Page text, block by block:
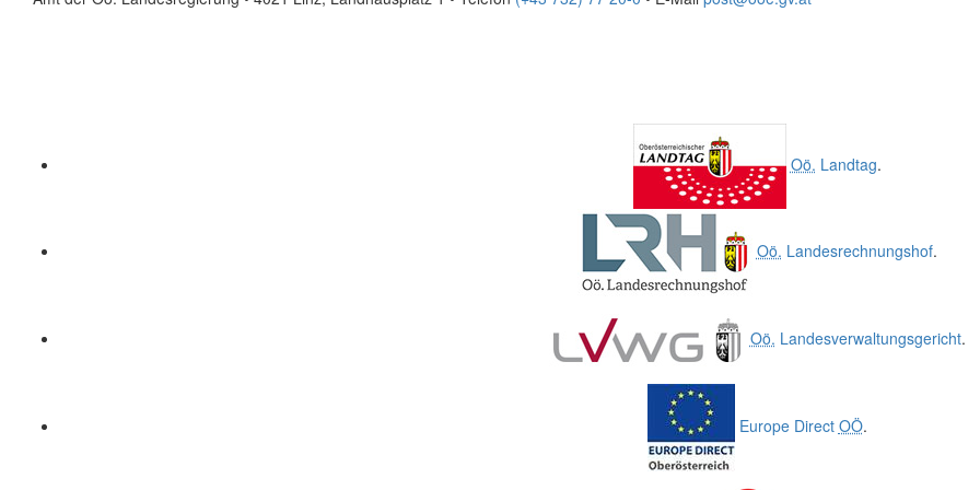
Oö. Landtag.
Oö. Landesrechnungshof.
Oö. Landesverwaltungsgericht.
Europe Direct OÖ.